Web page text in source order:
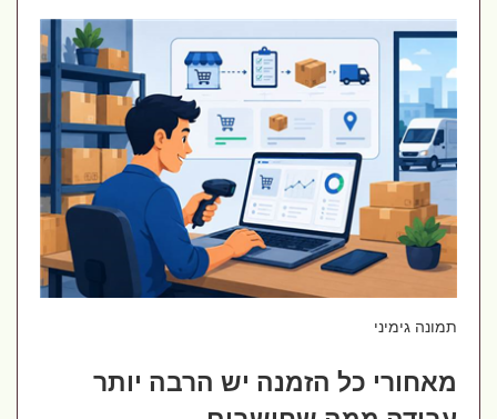
תמונה גימיני
מאחורי כל הזמנה יש הרבה יותר